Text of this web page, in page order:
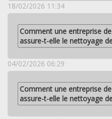
18/02/2026 11:34
Comment une entreprise
assure-t-elle le nettoyage
04/02/2026 06:29
Comment une entreprise
assure-t-elle le nettoyage